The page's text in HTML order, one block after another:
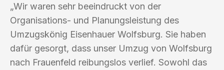
„Wir waren sehr beeindruckt von der
Organisations- und Planungsleistung des
Umzugskönig Eisenhauer Wolfsburg. Sie haben
dafür gesorgt, dass unser Umzug von Wolfsburg
nach Frauenfeld reibungslos verlief. Sowohl das